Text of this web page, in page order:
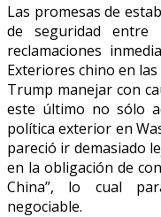
Las promesas de
de seguridad entre
reclamaciones
Exteriores chino en
Trump manejar con
este último no sólo
política exterior en
pareció ir demasiado
en la obligación de
China”, lo cual
negociable.